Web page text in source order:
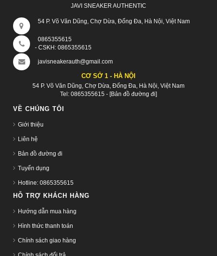
JAVI SNEAKER AUTHENTIC
54 P. Võ Văn Dũng, Chợ Dừa, Đống Đa, Hà Nội, Việt Nam
0865355615
- CSKH: 0865355615
javisneakerauth@gmail.com
CƠ SỞ 1 - HÀ NỘI
54 P. Võ Văn Dũng, Chợ Dừa, Đống Đa, Hà Nội, Việt Nam
Tel: 0865355615 - [Bản đồ đường đi]
VỀ CHÚNG TÔI
Giới thiệu
Liên hệ
Bản đồ đường đi
Tuyển dụng
Hotline: 0865355615
HỖ TRỢ KHÁCH HÀNG
Hướng dẫn mua hàng
Hình thức thanh toán
Chính sách giao hàng